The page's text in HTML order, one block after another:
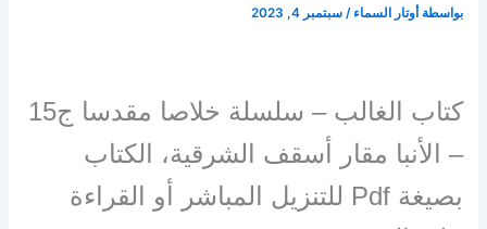
بواسطة أوتار السماء/سبتمبر 4, 2023
كتاب الغالب – سلسلة خلاصا مقدسا ج15
– الأنبا مقار أسقف الشرقية، الكتاب
بصيغة Pdf للتنزيل المباشر أو القراءة